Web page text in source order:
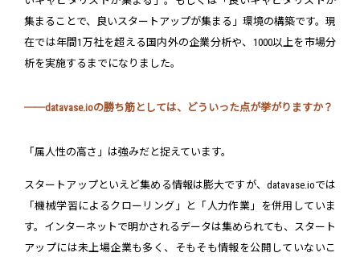
集まることで、良いスタートアップが集まる」環境の構築です。現
在では年間1万社を超える国内外の企業分析や、1000以上を市場分
析を実施するまでになりました。
──datavase.ioの勝ち筋としては、どういった点が挙がりますか？
「属人性の高さ」は強みだと捉えています。
スタートアップといえど集める情報は膨大ですが、datavase.ioでは
「機械学習によるクローリング」と「人力作業」を併用していま
す。インターネットで明かされるデータは集められても、スタート
アップには未上場企業も多く、そもそも情報を公開していないこ